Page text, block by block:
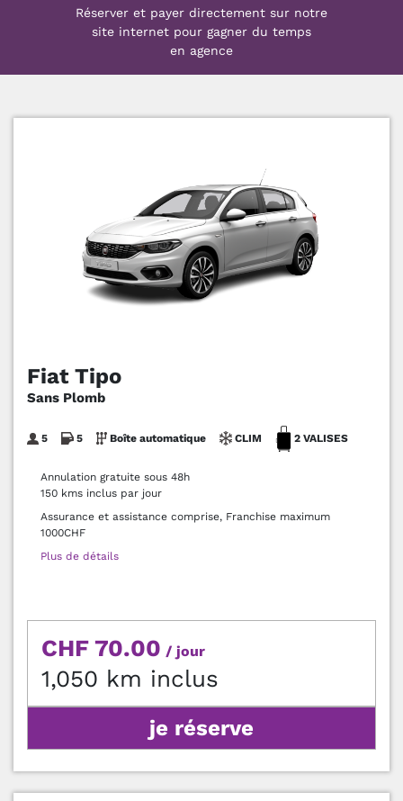
Réserver et payer directement sur notre
site internet pour gagner du temps
en agence
Fiat Tipo
Sans Plomb
5 5 Boîte automatique CLIM 2 VALISES
Annulation gratuite sous 48h
150 kms inclus par jour
Assurance et assistance comprise, Franchise maximum
1000CHF
Plus de détails
CHF 70.00 / jour
1,050 km inclus
je réserve